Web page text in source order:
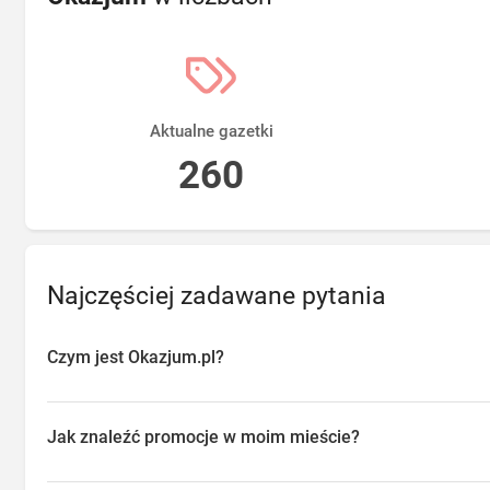
Aktualne gazetki
260
Najczęściej zadawane pytania
Czym jest Okazjum.pl?
przeglądać aktualne promocje w sklepach w Twojej okolicy,
Jak znaleźć promocje w moim mieście?